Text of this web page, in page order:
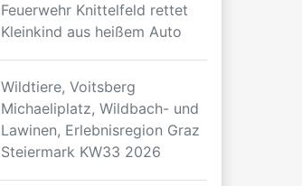
Feuerwehr Knittelfeld rettet
Kleinkind aus heißem Auto
Wildtiere, Voitsberg
Michaeliplatz, Wildbach- und
Lawinen, Erlebnisregion Graz
Steiermark KW33 2026